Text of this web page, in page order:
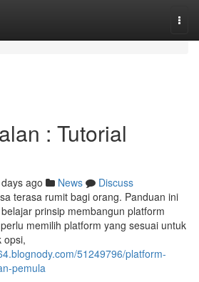
: Tutorial
ago News
Discuss
terasa rumit bagi orang. Panduan ini
prinsip membangun platform
memilih platform yang sesuai untuk
opsi,
51249796/platform-
pemula